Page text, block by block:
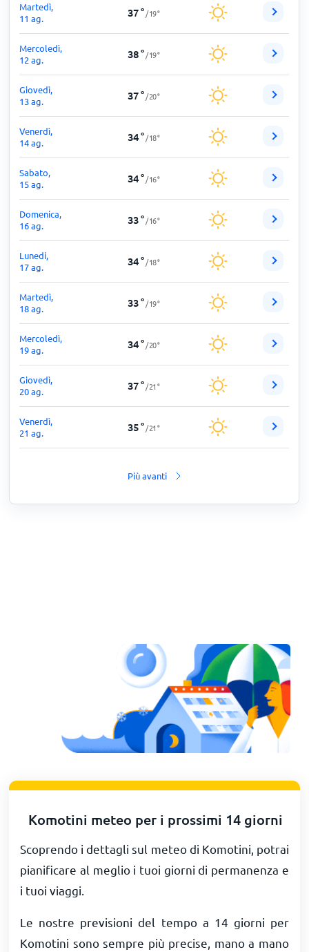
Martedì,
11 ag.
37° /19°
Mercoledì,
12 ag.
38° /19°
Giovedì,
13 ag.
37° /20°
Venerdì,
14 ag.
34° /18°
Sabato,
15 ag.
34° /16°
Domenica,
16 ag.
33° /16°
Lunedi,
17 ag.
34° /18°
Martedì,
18 ag.
33° /19°
Mercoledì,
19 ag.
34° /20°
Giovedì,
20 ag.
37° /21°
Venerdì,
21 ag.
35° /21°
Più avanti
Komotini meteo per i prossimi 14 giorni
Scoprendo i dettagli sul meteo di Komotini, potrai
pianificare al meglio i tuoi giorni di permanenza e
i tuoi viaggi.
Le nostre previsioni del tempo a 14 giorni per
Komotini sono sempre più precise, mano a mano